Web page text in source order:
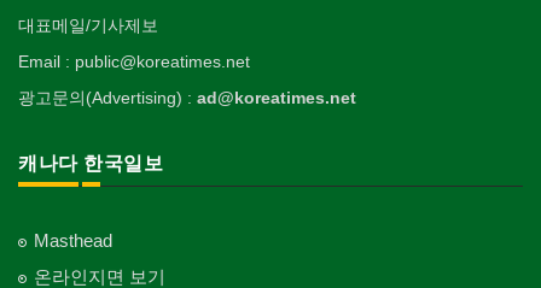
대표메일/기사제보
Email : public@koreatimes.net
광고문의(Advertising) : ad@koreatimes.net
캐나다 한국일보
Masthead
온라인지면 보기